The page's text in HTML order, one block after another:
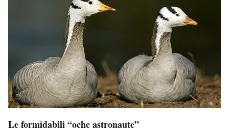
Le formidabili “oche astronaute”